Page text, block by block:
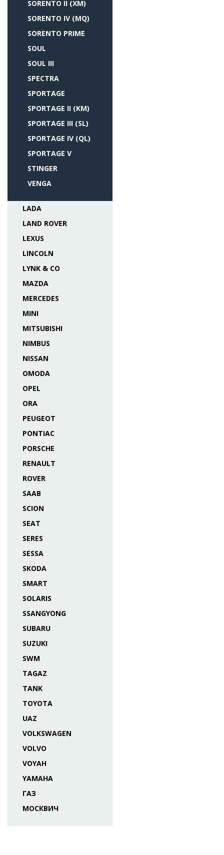
SORENTO II (XM)
SORENTO IV (MQ)
SORENTO PRIME
SOUL
SOUL III
SPECTRA
SPORTAGE
SPORTAGE II (KM)
SPORTAGE III (SL)
SPORTAGE IV (QL)
SPORTAGE V
STINGER
VENGA
LADA
LAND ROVER
LEXUS
LINCOLN
LYNK & CO
MAZDA
MERCEDES
MINI
MITSUBISHI
NIMBUS
NISSAN
OMODA
OPEL
ORA
PEUGEOT
PONTIAC
PORSCHE
RENAULT
ROVER
SAAB
SCION
SEAT
SERES
SESSA
SKODA
SMART
SOLARIS
SSANGYONG
SUBARU
SUZUKI
SWM
TAGAZ
TANK
TOYOTA
UAZ
VOLKSWAGEN
VOLVO
VOYAH
YAMAHA
ГАЗ
МОСКВИЧ